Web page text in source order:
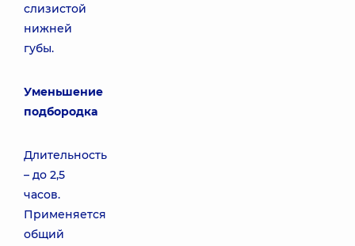
слизистой
нижней
губы.
Уменьшение
подбородка
Длительность
– до 2,5
часов.
Применяется
общий